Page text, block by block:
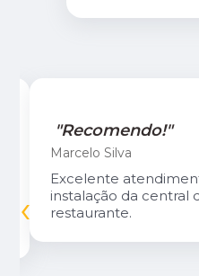
"Recomendo!"
Marcelo Silva
Excelente
instalação da central
restaurante.
‹